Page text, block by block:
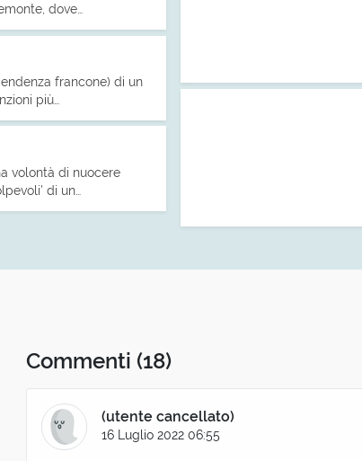
dove…
francone) di un
più…
volontà di nuocere
di un…
Commenti (18)
(utente cancellato)
16 Luglio 2022 06:55